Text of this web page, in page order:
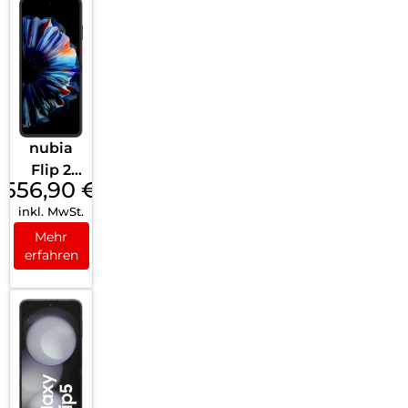
nubia
Flip 2
Night
Black
556,90 €
inkl. MwSt.
Mehr
erfahren